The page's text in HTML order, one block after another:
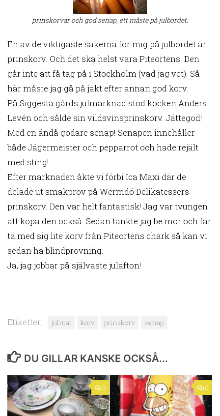
prinskorvar och god senap, ett måste på julbordet.
En av de viktigaste sakerna för mig på julbordet är
prinskorv. Och det ska helst vara Piteortens. Den
går inte att få tag på i Stockholm (vad jag vet). Så
här måste jag gå på jakt efter annan god korv.
På Siggesta gårds julmarknad stod kocken Anders
Levén och sålde sin vildsvinsprinskorv. Jättegod!
Med en ändå godare senap! Senapen innehåller
både Jägermeister och pepparrot och hade rejält
med sting!
Efter marknaden åkte vi förbi Ica Maxi där de
delade ut smakprov på Wermdö Delikatessers
prinskorv. Den var helt fantastisk! Jag var tvungen
att köpa den också. Sedan tänkte jag be mor och far
ta med sig lite korv från Piteortens chark så kan vi
sedan ha blindprovning.
Ja, jag jobbar på självaste julafton!
Etiketter: julmat korv prinskorv senap
DU GILLAR KANSKE OCKSÅ...
0 0